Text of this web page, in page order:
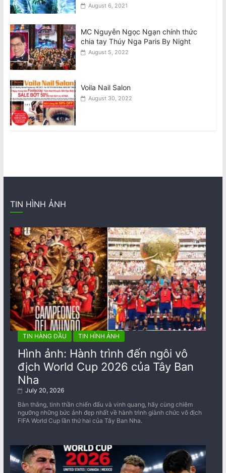
August 6, 2021
MC Nguyễn Ngọc Ngạn chính thức
chia tay Thúy Nga Paris By Night
August 5, 2022
Voila Nail Salon
August 30, 2022
TIN HÌNH ẢNH
TIN HÀNG ĐẦU TIN HÌNH ẢNH
Hình ảnh: Hành trình đến ngôi vô
địch World Cup 2026 của Tây Ban
Nha
July 20, 2026
Bàn thắng, tinh thần chiến đấu và vinh quang, hãy cùng chiêm
ngưỡng những bức ảnh đẹp nhất về ​​hành trình giành chức vô địch
FIFA World Cup lần thứ hai của Tây Ban Nha.